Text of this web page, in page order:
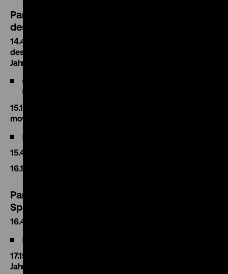
Panel 1: Wirtschafts- und Sozialgeschichte
des Sparens
14.45 Grundzüge der Sozial- und Wirtschaftsgeschichte
des Sparens und der Sparinstitutionen im 19. und 20.
Jahrhundert
Günther Schulz (Rheinische Friedrich Wilhelms-
Universität Bonn)
15.15 A penny is a very small matter – the savings
movement in the United Kingdom from Ruthwell to retail
Michael Moss (University of Northumbria)
15.45 Diskussion
16.15 Kaffeepause
Panel 2: Kultur- und Bildungsgeschichte des
Sparens
16.45 Sparen in der Literatur
Heike Gfrereis (Universität Stuttgart)
17.15 Die Sparbewegungen im letzten Drittel des 19.
Jahrhunderts: Kinder, Schulsparkassen und Politik